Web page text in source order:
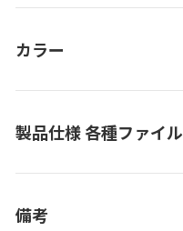
カラー
製品仕様 各種ファイル
備考